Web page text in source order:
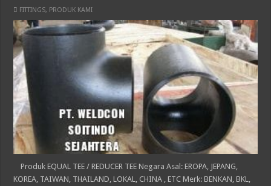
FITTINGS, PRODUK KAMI
Produk EQUAL TEE / REDUCER TEE Negara Asal: EROPA, JEPANG,
KOREA, TAIWAN, THAILAND, LOKAL, CHINA , ETC Merk: BENKAN, BKL,